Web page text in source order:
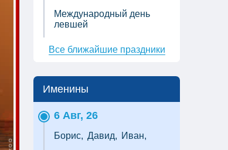
Международный день
левшей
Все ближайшие праздники
Именины
6 Авг, 26
Борис, Давид, Иван,